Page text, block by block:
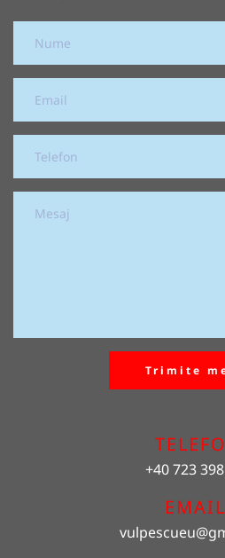
Trimite
+40 723
EMAIL
vulpescueu